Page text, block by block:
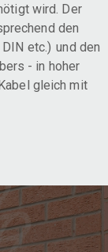
wird. Der
den
etc.) und den
- in hoher
gleich mit